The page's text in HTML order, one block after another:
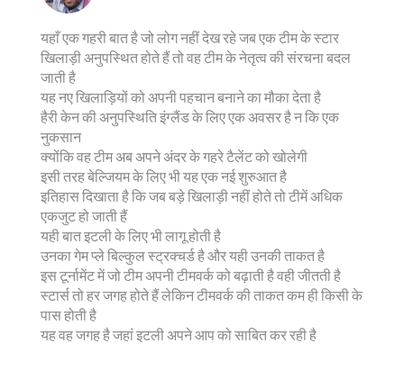
यहाँ एक गहरी बात है जो लोग नहीं देख रहे जब एक टीम के स्टार
खिलाड़ी अनुपस्थित होते हैं तो वह टीम के नेतृत्व की संरचना बदल
जाती है
यह नए खिलाड़ियों को अपनी पहचान बनाने का मौका देता है
हैरी केन की अनुपस्थिति इंग्लैंड के लिए एक अवसर है न कि एक
नुकसान
क्योंकि वह टीम अब अपने अंदर के गहरे टैलेंट को खोलेगी
इसी तरह बेल्जियम के लिए भी यह एक नई शुरुआत है
इतिहास दिखाता है कि जब बड़े खिलाड़ी नहीं होते तो टीमें अधिक
एकजुट हो जाती हैं
यही बात इटली के लिए भी लागू होती है
उनका गेम प्ले बिल्कुल स्ट्रक्चर्ड है और यही उनकी ताकत है
इस टूर्नामेंट में जो टीम अपनी टीमवर्क को बढ़ाती है वही जीतती है
स्टार्स तो हर जगह होते हैं लेकिन टीमवर्क की ताकत कम ही किसी के
पास होती है
यह वह जगह है जहां इटली अपने आप को साबित कर रही है